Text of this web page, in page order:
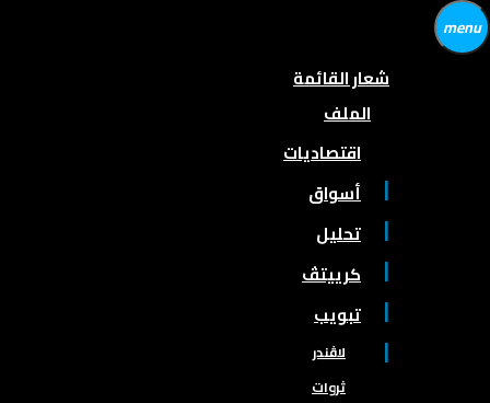
menu
شعار القائمة
الملف
اقتصاديات
أسواق
تحليل
كرييتڤ
تبويب
لاڤندر
ثروات